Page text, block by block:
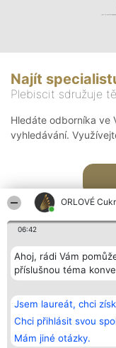
ORLOVÉ
06:42
Ahoj, rádi Vám
příslušnou téma
Jsem laureát, chci
Chci přihlásit svou
Mám jiné otázky.
Najít
Plebiscit sdružuje
Hledáte odborníka ve
vyhledávání.
Bright Side Solutions sp. z o.
o. sp. k.
ul. Ruska 22
Wrocław 50-079
KRS 0000749100 | Regon